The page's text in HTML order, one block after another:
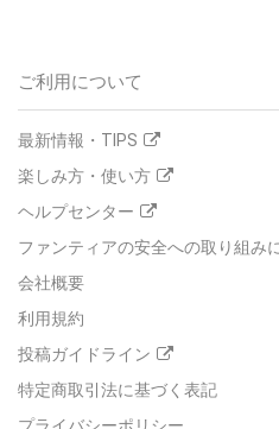
ご利用について
最新情報・TIPS
楽しみ方・使い方
ヘルプセンター
ファンティアの安全への取り組み
会社概要
利用規約
投稿ガイドライン
特定商取引法に基づく表記
プライバシーポリシー